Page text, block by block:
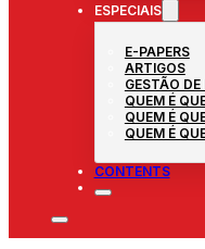
ESPECIAIS
E-PAPERS
ARTIGOS
GESTÃO
QUEM É
QUEM É
QUEM É
CONTENTS